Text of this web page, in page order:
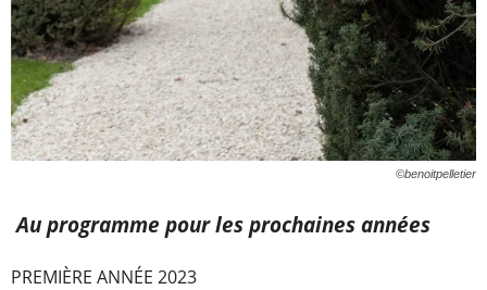
©benoitpelletier
Au programme pour les prochaines années
PREMIÈRE ANNÉE 2023